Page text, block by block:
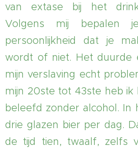
van extase bij het
Volgens mij bepalen
persoonlijkheid dat je
wordt of niet. Het duurde
mijn verslaving echt
mijn 20ste tot 43ste heb ik
beleefd zonder alcohol. In
drie glazen bier per dag.
de tijd tien, twaalf, zelfs